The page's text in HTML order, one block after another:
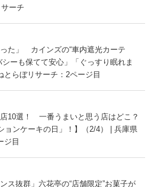
ーチ
った」 カインズの“車内遮光カーテ
ーも保てて安心」「ぐっすり眠れま
とらぼリサーチ：2ページ目
10選！ 一番うまいと思う店はどこ？
ョンケーキの日」！】（2/4） | 兵庫県
ジ目
ス抜群」六花亭の“店舗限定”お菓子が